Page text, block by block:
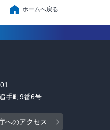
ホームへ戻る
手町9番6号
へのアクセス